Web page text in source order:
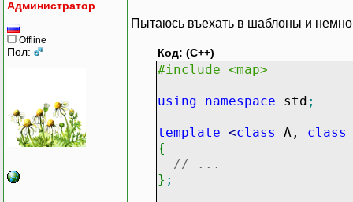
Администратор
Offline
Пол:
Пытаюсь въехать в шаблоны и
Код: (C++)
#include <map>
using namespace std ;
template <class A, class
{
// ...
} ;